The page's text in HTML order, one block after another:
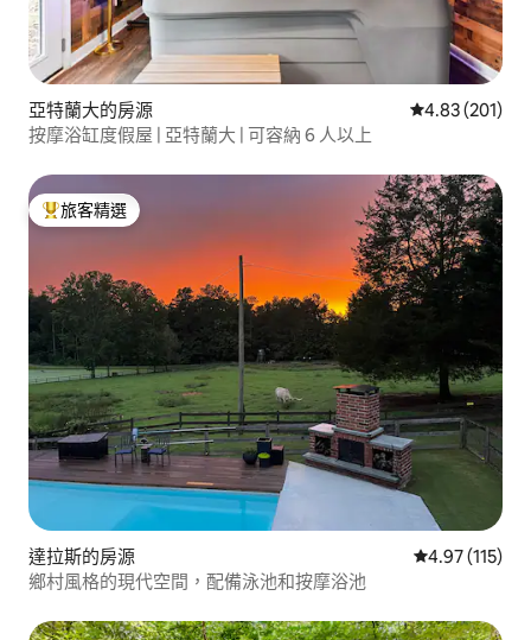
亞特蘭大的房源 從 201 則評價
4.83 (201)
按摩浴缸度假屋 | 亞特蘭大 | 可容納 6 人以上
旅客精選榜首
旅客精選
達拉斯的房源 從 115 則評價
4.97 (115)
鄉村風格的現代空間，配備泳池和按摩浴池